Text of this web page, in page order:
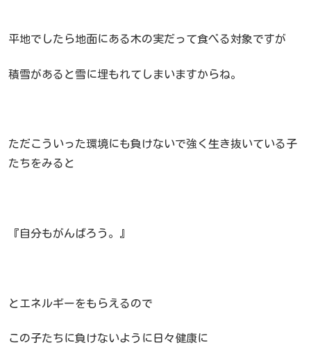
平地でしたら地面にある木の実だって食べる対象ですが
積雪があると雪に埋もれてしまいますからね。
ただこういった環境にも負けないで強く生き抜いている子
たちをみると
『自分もがんばろう。』
とエネルギーをもらえるので
この子たちに負けないように日々健康に